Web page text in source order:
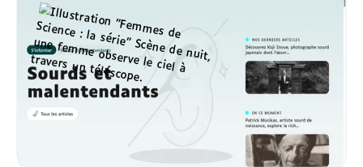
titrés et adaptés aux personnes sourdes et
malentendantes.
S'abonner